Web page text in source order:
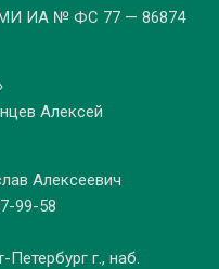
ИА № ФС 77 — 86874
Алексей
Алексеевич
99-58
Петербург г., наб.